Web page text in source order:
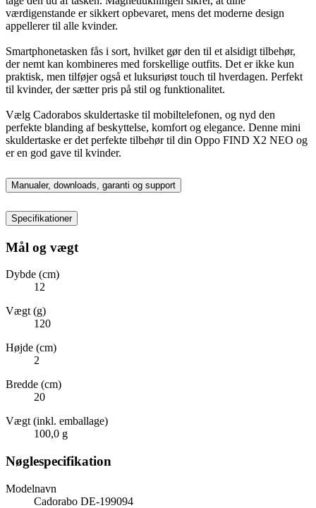
værdigenstande er sikkert opbevaret, mens det moderne design
appellerer til alle kvinder.
Smartphonetasken fås i sort, hvilket gør den til et alsidigt tilbehør,
der nemt kan kombineres med forskellige outfits. Det er ikke kun
praktisk, men tilføjer også et luksuriøst touch til hverdagen. Perfekt
til kvinder, der sætter pris på stil og funktionalitet.
Vælg Cadorabos skuldertaske til mobiltelefonen, og nyd den
perfekte blanding af beskyttelse, komfort og elegance. Denne mini
skuldertaske er det perfekte tilbehør til din Oppo FIND X2 NEO og
er en god gave til kvinder.
Manualer, downloads, garanti og support
Specifikationer
Mål og vægt
Dybde (cm)
12
Vægt (g)
120
Højde (cm)
2
Bredde (cm)
20
Vægt (inkl. emballage)
100,0 g
Nøglespecifikation
Modelnavn
Cadorabo DE-199094